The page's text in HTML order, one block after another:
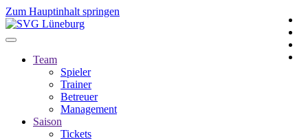
Zum Hauptinhalt springen
Team
Spieler
Trainer
Betreuer
Management
Saison
Tickets